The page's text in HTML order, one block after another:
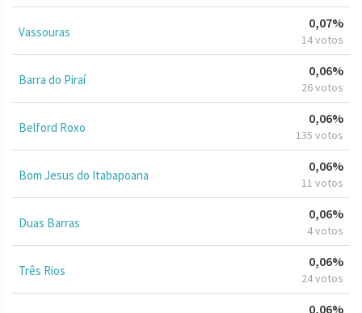
Vassouras
0,07%
14 votos
Barra do Piraí
0,06%
26 votos
Belford Roxo
0,06%
135 votos
Bom Jesus do Itabapoana
0,06%
11 votos
Duas Barras
0,06%
4 votos
Três Rios
0,06%
24 votos
0,06%